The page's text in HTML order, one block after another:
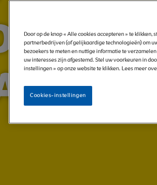
IS
Door op de knop « Alle cookies accepteren » te klikken,
partnerbedrijven (of gelijkaardige technologieën) om
bezoekers te meten en nuttige informatie te
uw interesses zijn afgestemd. Stel uw voorkeuren in
instellingen » op onze website te klikken. Lees meer
Cookies-instellingen